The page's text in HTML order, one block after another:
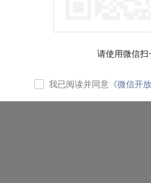
请使用微信扫
我已阅读并同意 《微信开